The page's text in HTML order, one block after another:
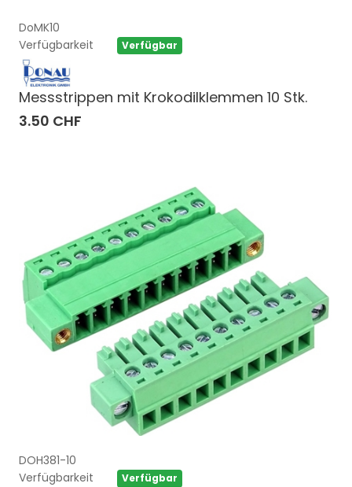
DoMK10
Verfügbarkeit
Verfügbar
Messstrippen mit Krokodilklemmen 10 Stk.
3.50 CHF
DOH381-10
Verfügbarkeit
Verfügbar